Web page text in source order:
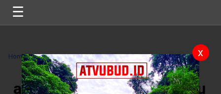
x
☰
Home >>Tag >>aturan masuk pura uluwatu >>
aturan masuk pura uluwatu